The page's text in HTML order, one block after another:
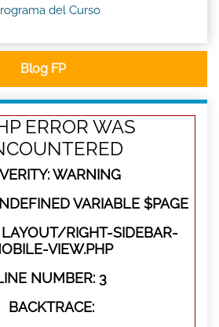
del Curso
Blog FP
ERROR WAS
WARNING
VARIABLE $PAGE
RIGHT-SIDEBAR-
VIEW.PHP
NUMBER: 3
BACKTRACE: